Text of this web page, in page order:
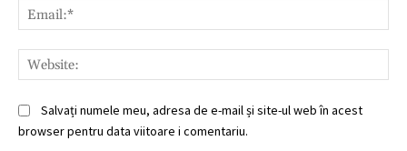
Salvați numele meu, adresa de e-mail și site-ul web în acest
browser pentru data viitoare i comentariu.